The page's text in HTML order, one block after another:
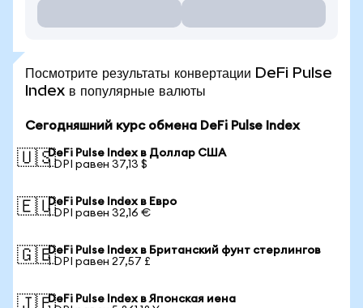
Посмотрите результаты конвертации DeFi Pulse
Index в популярные валюты
Сегодняшний курс обмена DeFi Pulse Index
🇺🇸DeFi Pulse Index в Доллар США
1 DPI равен 37,13 $
🇪🇺DeFi Pulse Index в Евро
1 DPI равен 32,16 €
🇬🇧DeFi Pulse Index в Британский фунт стерлингов
1 DPI равен 27,57 £
DeFi Pulse Index в Японская иена